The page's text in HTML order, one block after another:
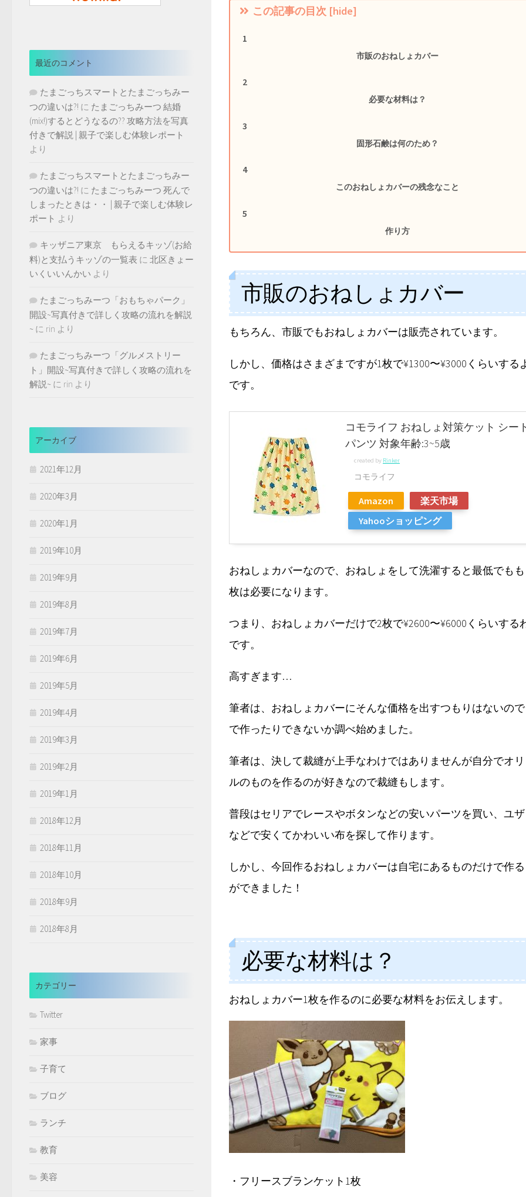
この記事の目次 [hide]
市販のおねしょカバー
必要な材料は？
固形石鹸は何のため？
このおねしょカバーの残念なこと
作り方
市販のおねしょカバー
もちろん、市販でもおねしょカバーは販売されています。
しかし、価格はさまざまですが1枚で¥1300〜¥3000くらいする
です。
コモライフ おねしょ対策ケット シー
パンツ 対象年齢:3~5歳
created by Rinker
コモライフ
Amazon
楽天市場
Yahooショッピング
おねしょカバーなので、おねしょをして洗濯すると最低でも
枚は必要になります。
つまり、おねしょカバーだけで2枚で¥2600〜¥6000くらいする
です。
高すぎます…
筆者は、おねしょカバーにそんな価格を出すつもりはないの
で作ったりできないか調べ始めました。
筆者は、決して裁縫が上手なわけではありませんが自分でオ
ルのものを作るのが好きなので裁縫もします。
普段はセリアでレースやボタンなどの安いパーツを買い、ユ
などで安くてかわいい布を探して作ります。
しかし、今回作るおねしょカバーは自宅にあるものだけで作
ができました！
必要な材料は？
おねしょカバー1枚を作るのに必要な材料をお伝えします。
・フリースブランケット1枚
最近のコメント
たまごっちスマートとたまごっちみー
つの違いは?! に たまごっちみーつ 結婚
(mix!)するとどうなるの?? 攻略方法を写真
付きで解説 | 親子で楽しむ体験レポート
より
たまごっちスマートとたまごっちみー
つの違いは?! に たまごっちみーつ 死んで
しまったときは・・ | 親子で楽しむ体験レ
ポート より
キッザニア東京 もらえるキッゾ(お給
料)と支払うキッゾの一覧表 に 北区きょー
いくいいんかい より
たまごっちみーつ「おもちゃパーク」
開設~写真付きで詳しく攻略の流れを解説
~ に rin より
たまごっちみーつ「グルメストリー
ト」開設~写真付きで詳しく攻略の流れを
解説~ に rin より
アーカイブ
2021年12月
2020年3月
2020年1月
2019年10月
2019年9月
2019年8月
2019年7月
2019年6月
2019年5月
2019年4月
2019年3月
2019年2月
2019年1月
2018年12月
2018年11月
2018年10月
2018年9月
2018年8月
カテゴリー
Twitter
家事
子育て
ブログ
ランチ
教育
美容